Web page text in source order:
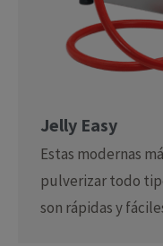
Jelly Easy
Estas modernas
pulverizar todo
son rápidas y